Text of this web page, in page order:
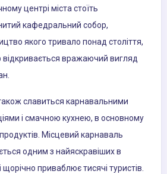
центрі міста стоїть
кафедральний собор,
якого тривало понад століття,
відкривається вражаючий вигляд
славиться карнавальними
і смачною кухнею, в основному
Місцевий карнаваль
одним з найяскравіших в
і щорічно приваблює тисячі туристів.